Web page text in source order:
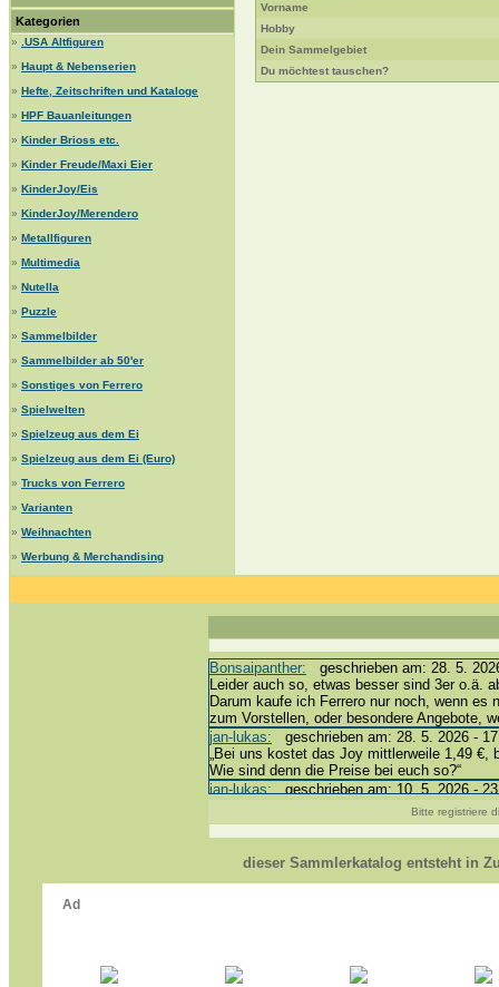
Kategorien
»
.USA Altfiguren
» Haupt & Nebenserien
» Hefte, Zeitschriften und Kataloge
» HPF Bauanleitungen
» Kinder Brioss etc.
» Kinder Freude/Maxi Eier
» KinderJoy/Eis
» KinderJoy/Merendero
» Metallfiguren
» Multimedia
» Nutella
» Puzzle
» Sammelbilder
» Sammelbilder ab 50'er
» Sonstiges von Ferrero
» Spielwelten
» Spielzeug aus dem Ei
» Spielzeug aus dem Ei (Euro)
» Trucks von Ferrero
» Varianten
» Weihnachten
» Werbung & Merchandising
Vorname
Hobby
Dein Sammelgebiet
Du möchtest tauschen?
Bonsaipanther: geschrieben am: 28. 5.
Leider auch so, etwas besser sind 3er o.ä.
Darum kaufe ich Ferrero nur noch, wenn es
zum Vorstellen, oder besondere Angebote,
jan-lukas: geschrieben am: 28. 5. 2026 -
„Bei uns kostet das Joy mittlerweile 1,49 €,
Wie sind denn die Preise bei euch so?“
jan-lukas:geschrieben am: 10. 5. 2026 -
Bonsaipanther:geschrieben am: 10. 5.
@ Harald
https://www.ue-ei-portal-
Dein Enkel sollte zur Strafe die nächsten 3
jan-lukas:
geschrieben am: 29. 4. 2026 -
https://www.ferrero-
Bitte registriere
dieser Sammlerkatalog entsteht in